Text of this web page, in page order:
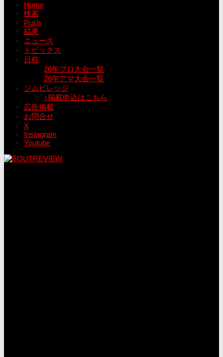
Home
検索
Push
結果
ニュース
トピックス
日程
26年プロ大会一覧
26年アマ大会一覧
ジムビレッジ
↑掲載申込はこちら
広告掲載
お問合せ
X
Instagram
Youtube